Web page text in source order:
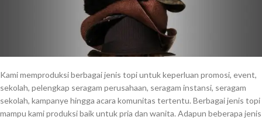
Kami memproduksi berbagai jenis topi untuk keperluan promosi, event,
sekolah, pelengkap seragam perusahaan, seragam instansi, seragam
sekolah, kampanye hingga acara komunitas tertentu. Berbagai jenis topi
mampu kami produksi baik untuk pria dan wanita. Adapun beberapa jenis